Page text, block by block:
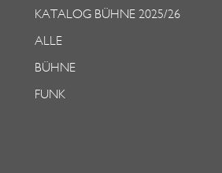
KATALOG BÜHNE 2025/26
ALLE
BÜHNE
FUNK